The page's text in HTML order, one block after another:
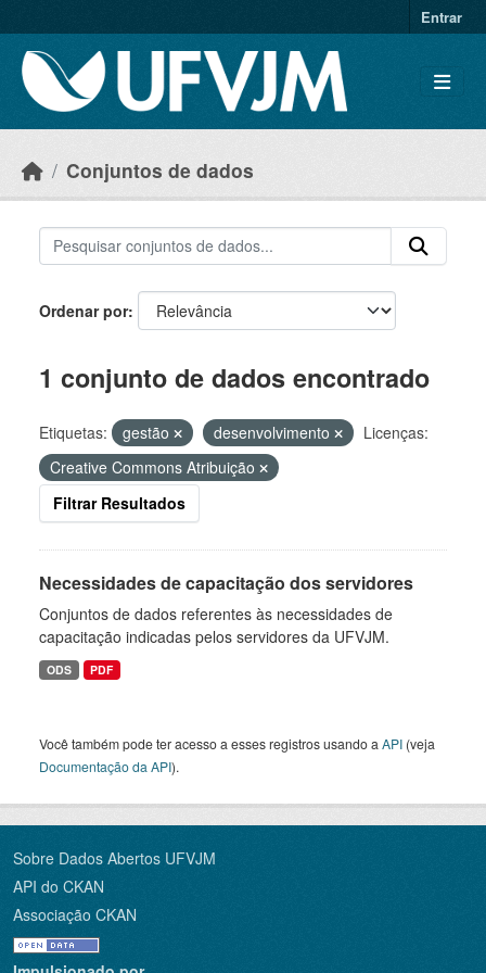
Entrar
Conjuntos de dados
Ordenar por
1 conjunto de dados encontrado
Etiquetas: gestão desenvolvimento
Licenças:
Creative Commons Atribuição
Filtrar Resultados
Necessidades de capacitação dos servidores
Conjuntos de dados referentes às necessidades de
capacitação indicadas pelos servidores da UFVJM.
ODS PDF
Você também pode ter acesso a esses registros usando a API (veja
Documentação da API).
Sobre Dados Abertos UFVJM
API do CKAN
Associação CKAN